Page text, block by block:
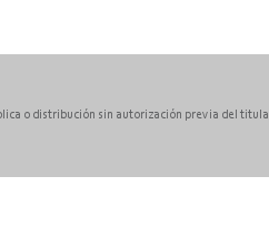
o distribución sin autorización previa del